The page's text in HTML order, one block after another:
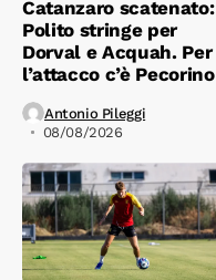
Catanzaro scatenato:
Polito stringe per
Dorval e Acquah. Per
l’attacco c’è Pecorino
Antonio Pileggi
08/08/2026